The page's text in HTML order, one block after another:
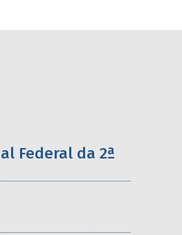
os órgãos da 2ª
Federal da 2ª